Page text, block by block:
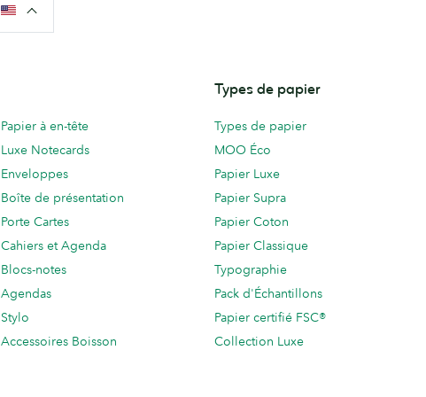
Papier à en-tête
Luxe Notecards
Enveloppes
Boîte de présentation
Porte Cartes
Cahiers et Agenda
Blocs-notes
Agendas
Stylo
Accessoires Boisson
Types de papier
Types de papier
MOO Éco
Papier Luxe
Papier Supra
Papier Coton
Papier Classique
Typographie
Pack d'Échantillons
Papier certifié FSC®
Collection Luxe